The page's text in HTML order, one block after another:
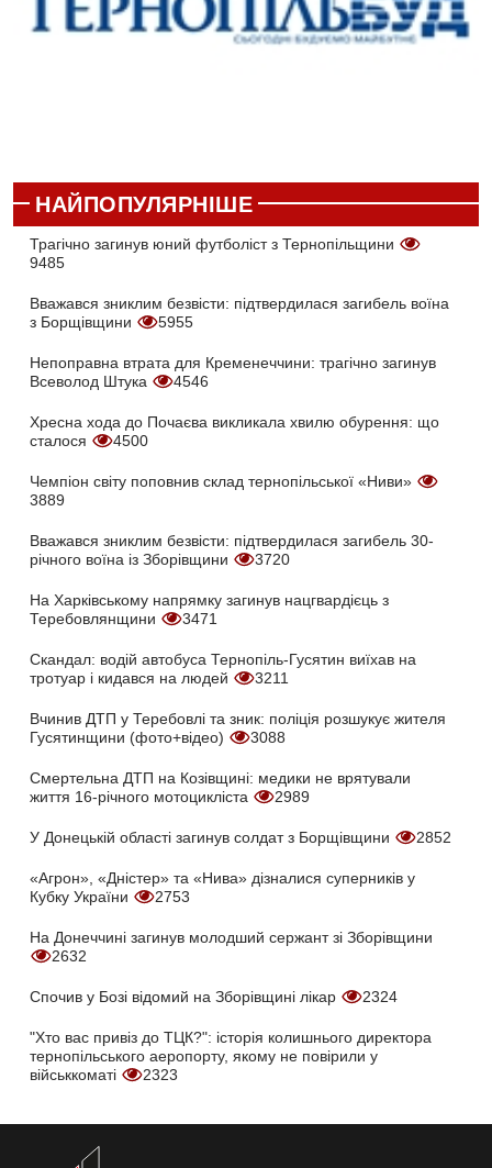
НАЙПОПУЛЯРНІШЕ
Трагічно загинув юний футболіст з Тернопільщини
9485
Вважався зниклим безвісти: підтвердилася загибель воїна
з Борщівщини
5955
Непоправна втрата для Кременеччини: трагічно загинув
Всеволод Штука
4546
Хресна хода до Почаєва викликала хвилю обурення: що
сталося
4500
Чемпіон світу поповнив склад тернопільської «Ниви»
3889
Вважався зниклим безвісти: підтвердилася загибель 30-
річного воїна із Зборівщини
3720
На Харківському напрямку загинув нацгвардієць з
Теребовлянщини
3471
Скандал: водій автобуса Тернопіль-Гусятин виїхав на
тротуар і кидався на людей
3211
Вчинив ДТП у Теребовлі та зник: поліція розшукує жителя
Гусятинщини (фото+відео)
3088
Смертельна ДТП на Козівщині: медики не врятували
життя 16-річного мотоцикліста
2989
У Донецькій області загинув солдат з Борщівщини 2852
«Агрон», «Дністер» та «Нива» дізналися суперників у
Кубку України
2753
На Донеччині загинув молодший сержант зі Зборівщини
2632
Спочив у Бозі відомий на Зборівщині лікар 2324
"Хто вас привіз до ТЦК?": історія колишнього директора
тернопільського аеропорту, якому не повірили у
військкоматі
2323